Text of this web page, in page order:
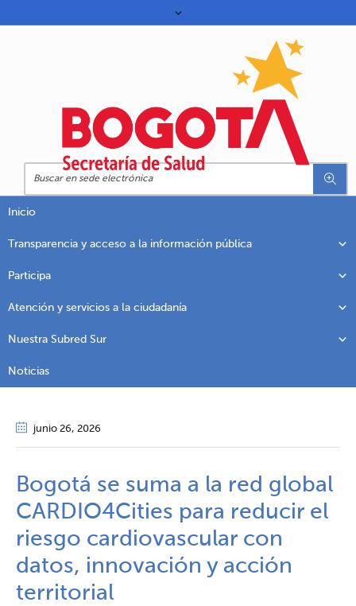
Inicio
Transparencia y acceso a la información pública
Participa
Atención y servicios a la ciudadanía
Nuestra Subred Sur
Noticias
junio 26, 2026
Bogotá se suma a la red global
CARDIO4Cities para reducir el
riesgo cardiovascular con
datos, innovación y acción
territorial​​